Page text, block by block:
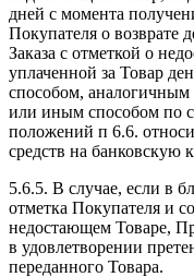
дней с момента
Покупателя о возврате
Заказа с отметкой о
уплаченной за Товар
способом,
или иным способом по
положений п 6.6.
средств на банковскую
5.6.5. В случае, если в
отметка Покупателя и
недостающем Товаре,
в удовлетворении
переданного Товара.